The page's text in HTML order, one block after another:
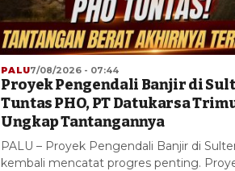
PALU7/08/2026 - 07:44
Proyek Pengendali Banjir di
Tuntas PHO, PT Datukarsa
Ungkap Tantangannya
PALU – Proyek Pengendali Banjir di
kembali mencatat progres penting.